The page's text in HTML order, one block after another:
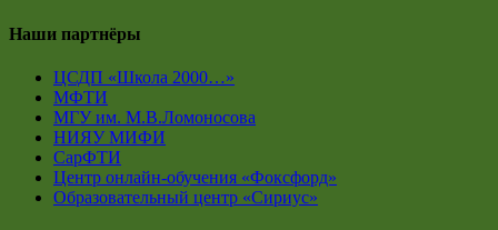
Наши партнёры
ЦСДП «Школа 2000…»
МФТИ
МГУ им. М.В.Ломоносова
НИЯУ МИФИ
СарФТИ
Центр онлайн-обучения «Фоксфорд»
Образовательный центр «Сириус»